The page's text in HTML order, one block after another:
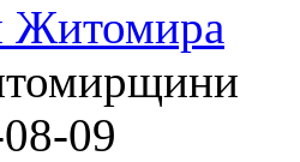
Житомира
09